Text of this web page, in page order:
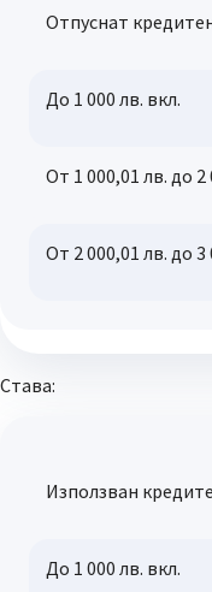
Отпуснат
До 1 000 лв. вкл.
От 1 000,01 лв. до 2
От 2 000,01 лв. до 3
Става:
Използван
До 1 000 лв. вкл.